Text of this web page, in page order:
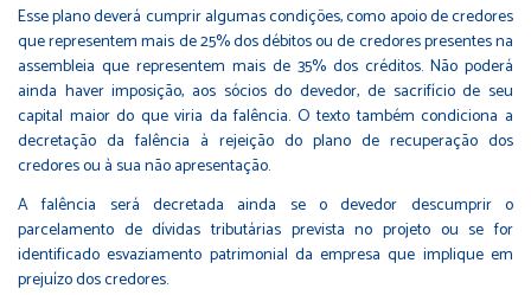
Esse plano deverá cumprir algumas condições, como apoio de credores
que representem mais de 25% dos débitos ou de credores presentes na
assembleia que representem mais de 35% dos créditos. Não poderá
ainda haver imposição, aos sócios do devedor, de sacrifício de seu
capital maior do que viria da falência. O texto também condiciona a
decretação da falência à rejeição do plano de recuperação dos
credores ou à sua não apresentação.
A falência será decretada ainda se o devedor descumprir o
parcelamento de dívidas tributárias prevista no projeto ou se for
identificado esvaziamento patrimonial da empresa que implique em
prejuízo dos credores.